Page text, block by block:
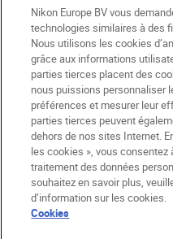
CH Nikon Sites
Contactez-nous
Avis
Conditions d’utilisation
CVG de la boutique
Notice d’information
Paramètres des cookies
© 2026 Nikon
Nikon Europe BV vous
technologies similaires à des
Nous utilisons les cookies
grâce aux informations
parties tierces placent des
nous puissions personnaliser
préférences et mesurer leur
parties tierces peuvent
dehors de nos sites Internet.
les cookies », vous
traitement des données
souhaitez en savoir plus,
d’information sur les cookies.
Cookies